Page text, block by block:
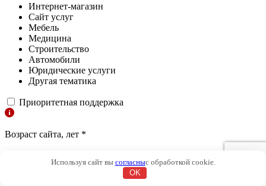
Интернет-магазин
Сайт услуг
Мебель
Медицина
Строительство
Автомобили
Юридические услуги
Другая тематика
Приоритетная поддержка
Возраст сайта, лет *
Используя сайт вы согласныс обработкой cookie.
OK